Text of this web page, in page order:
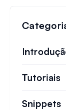
Tutoriais
Snippets